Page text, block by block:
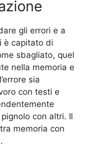
gli errori e a
è capitato di
sbagliato, quel
nella memoria e
sia
con testi e
con altri. Il
memoria con